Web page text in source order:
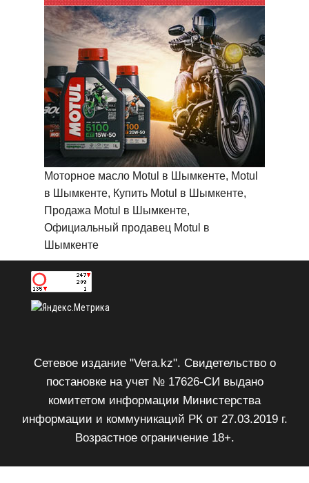
Моторное масло Motul в Шымкенте, Motul
в Шымкенте, Купить Motul в Шымкенте,
Продажа Motul в Шымкенте,
Официальный продавец Motul в
Шымкенте
Сетевое издание "Vera.kz". Свидетельство о
постановке на учет № 17626-СИ выдано
комитетом информации Министерства
информации и коммуникаций РК от 27.03.2019 г.
Возрастное ограничение 18+.